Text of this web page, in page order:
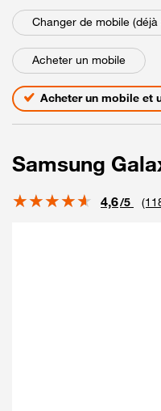
Changer de mobile
Acheter un mobile
Acheter un mobile et
Samsung
Note
4,6/5